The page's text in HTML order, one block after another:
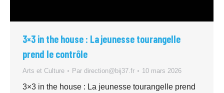
3×3 in the house : La jeunesse tourangelle
prend le contrôle
Arts et Culture Par direction@bij37.fr 10 mars 2026
3×3 in the house : La jeunesse tourangelle prend